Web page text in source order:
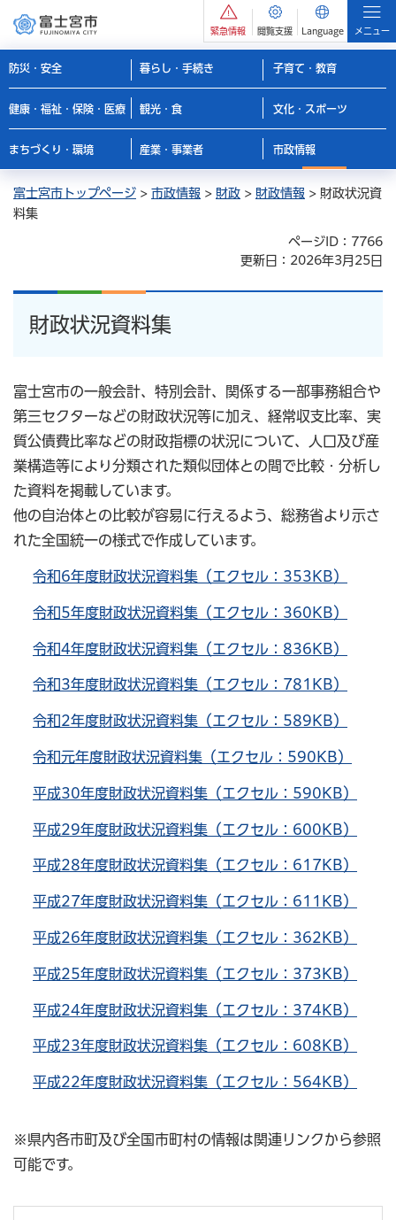
緊急情報 閲覧支援 Language メニュー
防災・安全 暮らし・手続き 子育て・教育
健康・福祉・保険・医療 観光・食 文化・スポーツ
まちづくり・環境 産業・事業者 市政情報
富士宮市トップページ > 市政情報 > 財政 > 財政情報 > 財政状況資
料集
ページID：7766
更新日：2026年3月25日
財政状況資料集
富士宮市の一般会計、特別会計、関係する一部事務組合や
第三セクターなどの財政状況等に加え、経常収支比率、実
質公債費比率などの財政指標の状況について、人口及び産
業構造等により分類された類似団体との間で比較・分析し
た資料を掲載しています。
他の自治体との比較が容易に行えるよう、総務省より示さ
れた全国統一の様式で作成しています。
令和6年度財政状況資料集（エクセル：353KB）
令和5年度財政状況資料集（エクセル：360KB）
令和4年度財政状況資料集（エクセル：836KB）
令和3年度財政状況資料集（エクセル：781KB）
令和2年度財政状況資料集（エクセル：589KB）
令和元年度財政状況資料集（エクセル：590KB）
平成30年度財政状況資料集（エクセル：590KB）
平成29年度財政状況資料集（エクセル：600KB）
平成28年度財政状況資料集（エクセル：617KB）
平成27年度財政状況資料集（エクセル：611KB）
平成26年度財政状況資料集（エクセル：362KB）
平成25年度財政状況資料集（エクセル：373KB）
平成24年度財政状況資料集（エクセル：374KB）
平成23年度財政状況資料集（エクセル：608KB）
平成22年度財政状況資料集（エクセル：564KB）
※県内各市町及び全国市町村の情報は関連リンクから参照
可能です。